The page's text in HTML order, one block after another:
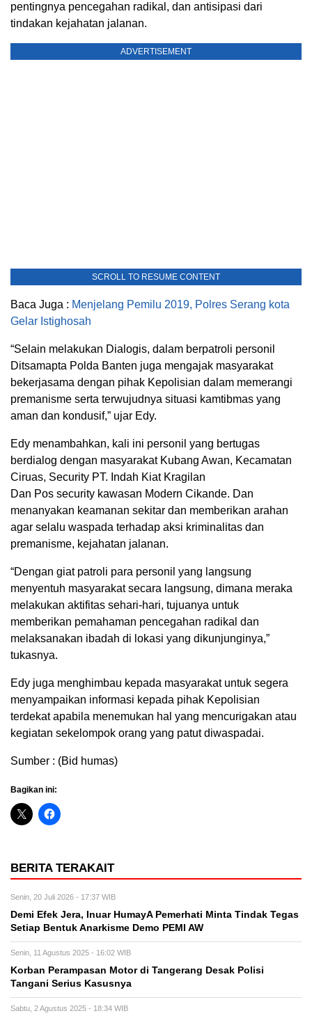
pentingnya pencegahan radikal, dan antisipasi dari
tindakan kejahatan jalanan.
ADVERTISEMENT
SCROLL TO RESUME CONTENT
Baca Juga : Menjelang Pemilu 2019, Polres Serang kota
Gelar Istighosah
“Selain melakukan Dialogis, dalam berpatroli personil
Ditsamapta Polda Banten juga mengajak masyarakat
bekerjasama dengan pihak Kepolisian dalam memerangi
premanisme serta terwujudnya situasi kamtibmas yang
aman dan kondusif,” ujar Edy.
Edy menambahkan, kali ini personil yang bertugas
berdialog dengan masyarakat Kubang Awan, Kecamatan
Ciruas, Security PT. Indah Kiat Kragilan
Dan Pos security kawasan Modern Cikande. Dan
menanyakan keamanan sekitar dan memberikan arahan
agar selalu waspada terhadap aksi kriminalitas dan
premanisme, kejahatan jalanan.
“Dengan giat patroli para personil yang langsung
menyentuh masyarakat secara langsung, dimana meraka
melakukan aktifitas sehari-hari, tujuanya untuk
memberikan pemahaman pencegahan radikal dan
melaksanakan ibadah di lokasi yang dikunjunginya,”
tukasnya.
Edy juga menghimbau kepada masyarakat untuk segera
menyampaikan informasi kepada pihak Kepolisian
terdekat apabila menemukan hal yang mencurigakan atau
kegiatan sekelompok orang yang patut diwaspadai.
Sumber : (Bid humas)
Bagikan ini:
BERITA TERAKAIT
Senin, 20 Juli 2026 - 17:37 WIB
Demi Efek Jera, Inuar HumayA Pemerhati Minta Tindak Tegas
Setiap Bentuk Anarkisme Demo PEMI AW
Senin, 11 Agustus 2025 - 16:02 WIB
Korban Perampasan Motor di Tangerang Desak Polisi
Tangani Serius Kasusnya
Sabtu, 2 Agustus 2025 - 18:34 WIB